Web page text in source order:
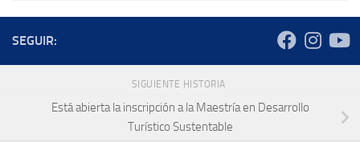
SEGUIR:
SIGUIENTE HISTORIA
Está abierta la inscripción a la Maestría en Desarrollo
Turístico Sustentable